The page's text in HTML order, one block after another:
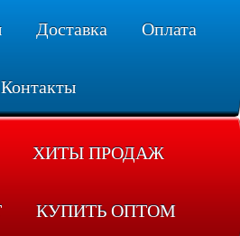
Доставка Оплата
Контакты
ХИТЫ ПРОДАЖ
КУПИТЬ ОПТОМ